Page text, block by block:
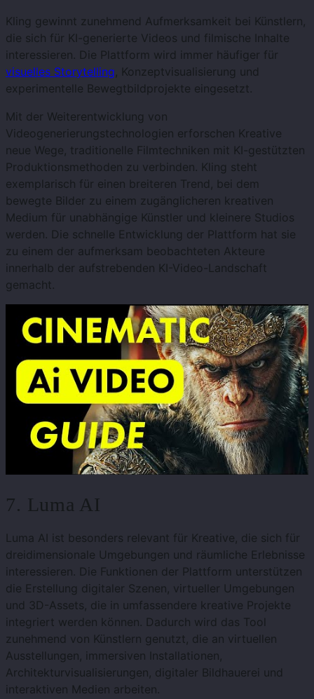
Kling gewinnt zunehmend Aufmerksamkeit bei Künstlern,
die sich für KI-generierte Videos und filmische Inhalte
interessieren. Die Plattform wird immer häufiger für
visuelles Storytelling , Konzeptvisualisierung und
experimentelle Bewegtbildprojekte eingesetzt.
Mit der Weiterentwicklung von
Videogenerierungstechnologien erforschen Kreative
neue Wege, traditionelle Filmtechniken mit KI-gestützten
Produktionsmethoden zu verbinden. Kling steht
exemplarisch für einen breiteren Trend, bei dem
bewegte Bilder zu einem zugänglicheren kreativen
Medium für unabhängige Künstler und kleinere Studios
werden. Die schnelle Entwicklung der Plattform hat sie
zu einem der aufmerksam beobachteten Akteure
innerhalb der aufstrebenden KI-Video-Landschaft
gemacht.
7. Luma AI
Luma AI ist besonders relevant für Kreative, die sich für
dreidimensionale Umgebungen und räumliche Erlebnisse
interessieren. Die Funktionen der Plattform unterstützen
die Erstellung digitaler Szenen, virtueller Umgebungen
und 3D-Assets, die in umfassendere kreative Projekte
integriert werden können. Dadurch wird das Tool
zunehmend von Künstlern genutzt, die an virtuellen
Ausstellungen, immersiven Installationen,
Architekturvisualisierungen, digitaler Bildhauerei und
interaktiven Medien arbeiten.